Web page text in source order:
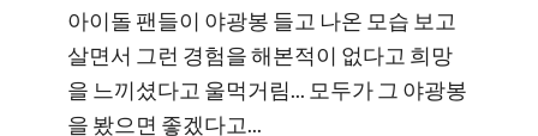
아이돌 팬들이 야광봉 들고 나온 모습 보고
살면서 그런 경험을 해본적이 없다고 희망
을 느끼셨다고 울먹거림... 모두가 그 야광봉
을 봤으면 좋겠다고...